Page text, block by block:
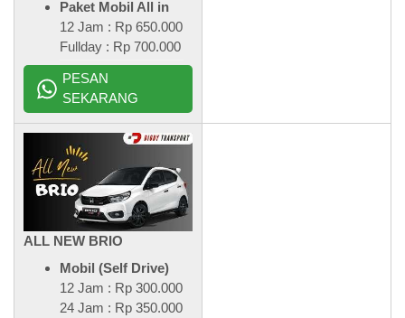
Paket Mobil All in
12 Jam : Rp 650.000
Fullday : Rp 700.000
PESAN
SEKARANG
ALL NEW BRIO
Mobil (Self Drive)
12 Jam : Rp 300.000
24 Jam : Rp 350.000